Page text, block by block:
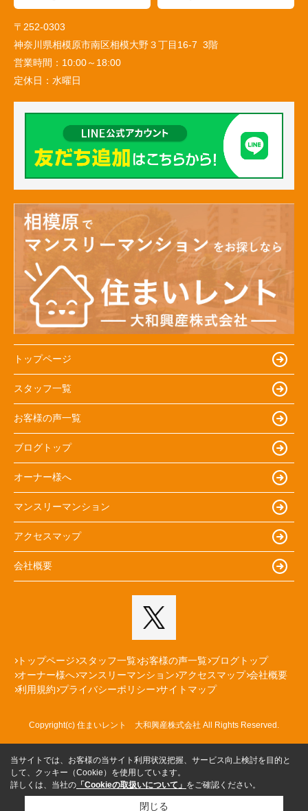
〒252-0303
神奈川県相模原市南区相模大野３丁目16-7 3階
営業時間： 10:00～18:00
定休日： 水曜日
トップページ
スタッフ一覧
お客様の声一覧
ブログトップ
オーナー様へ
マンスリーマンション
アクセスマップ
会社概要
トップページ スタッフ一覧 お客様の声一覧 ブログトップ
オーナー様へ マンスリーマンション アクセスマップ 会社概要
利用規約 プライバシーポリシー サイトマップ
Copyright(c) 住まいレント 大和興産株式会社 All Rights Reserved.
当サイトでは、お客様の当サイト利用状況把握、サービス向上検討を目的と
して、クッキー（Cookie）を使用しています。
詳しくは、当社の 「Cookieの取扱いについて」 をご確認ください。
閉じる